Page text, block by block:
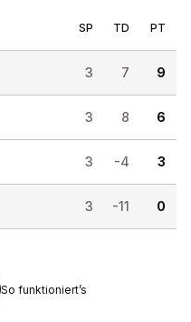
SP TD PT
3 7 9
3 8 6
3 -4 3
3 -11 0
So funktioniert’s